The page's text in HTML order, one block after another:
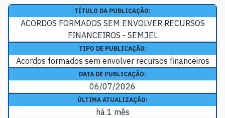
TÍTULO DA PUBLICAÇÃO:
ACORDOS FORMADOS SEM ENVOLVER RECURSOS
FINANCEIROS - SEMJEL
TIPO DE PUBLICAÇÃO:
Acordos formados sem envolver recursos financeiros
DATA DE PUBLICAÇÃO:
06/07/2026
ÚLTIMA ATUALIZAÇÃO:
há 1 mês